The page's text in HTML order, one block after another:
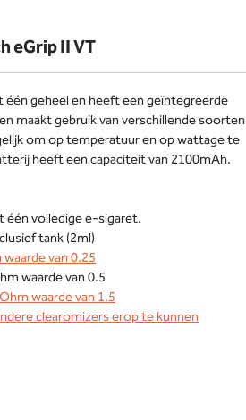
eGrip II VT
geheel en heeft een geïntegreerde
maakt gebruik van verschillende soorten
om op temperatuur en op wattage te
heeft een capaciteit van 2100mAh.
volledige e-sigaret.
tank (2ml)
van 0.25
waarde van 0.5
waarde van 1.5
clearomizers erop te kunnen